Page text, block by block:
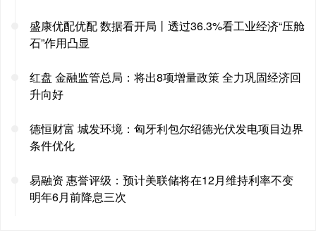
盛康优配优配 数据看开局丨透过36.3%看工业经济“压舱
石”作用凸显
红盘 金融监管总局：将出8项增量政策 全力巩固经济回
升向好
德恒财富 城发环境：匈牙利包尔绍德光伏发电项目边界
条件优化
易融资 惠誉评级：预计美联储将在12月维持利率不变
明年6月前降息三次